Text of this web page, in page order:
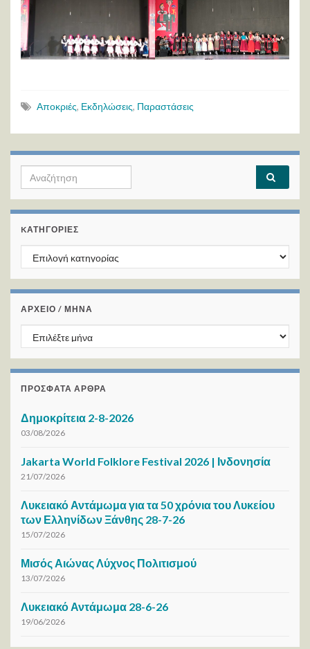
Αποκριές, Εκδηλώσεις, Παραστάσεις
Search for:
KΑΤΗΓΟΡΊΕΣ
Kατηγορίες
ΑΡΧΕΙΟ / ΜΗΝΑ
ΑΡΧΕΙΟ / ΜΗΝΑ
ΠΡΌΣΦΑΤΑ ΆΡΘΡΑ
Δημοκρίτεια 2-8-2026
03/08/2026
Jakarta World Folklore Festival 2026 | Ινδονησία
21/07/2026
Λυκειακό Αντάμωμα για τα 50 χρόνια του Λυκείου
των Ελληνίδων Ξάνθης 28-7-26
15/07/2026
Μισός Αιώνας Λύχνος Πολιτισμού
13/07/2026
Λυκειακό Αντάμωμα 28-6-26
19/06/2026